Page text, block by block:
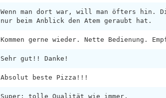
Wenn man dort war, will man öfters hin.
nur beim Anblick den Atem geraubt hat.
Kommen gerne wieder. Nette Bedienung.
Sehr gut!! Danke!
Absolut beste Pizza!!!
Super: tolle Qualität wie immer.